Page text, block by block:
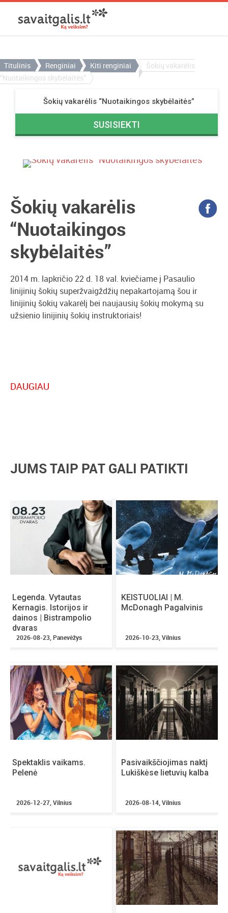
Titulinis Renginiai Kiti renginiai
Šokių vakarėlis
“Nuotaikingos skybėlaitės”
Šokių vakarėlis
“Nuotaikingos
skybėlaitės”
2014 m. lapkričio 22 d. 18 val. kviečiame į Pasaulio
linijinių šokių superžvaigždžių nepakartojamą šou ir
linijinių šokių vakarėlį bei naujausių šokių mokymą su
užsienio linijinių šokių instruktoriais!
DAUGIAU
JUMS TAIP PAT GALI PATIKTI
Legenda. Vytautas
Kernagis. Istorijos ir
dainos | Bistrampolio
dvaras
2026-08-23, Panevėžys
KEISTUOLIAI | M.
McDonagh Pagalvinis
2026-10-23, Vilnius
Spektaklis vaikams.
Pelenė
2026-12-27, Vilnius
Pasivaikščiojimas naktį
Lukiškėse lietuvių kalba
2026-08-14, Vilnius
Šokių vakarėlis “Nuotaikingos skybėlaitės”
SUSISIEKTI